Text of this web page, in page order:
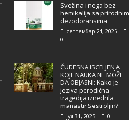
Svežina i nega bez
hemikalija sa prirodnim
dezodoransima
септембар 24, 2025
0
ČUDESNA ISCELJENJA
KOJE NAUKA NE MOŽE
DA OBJASNI: Kako je
jeziva porodična
tragedija iznedrila
manastir Sestroljin?
јул 31, 2025 0